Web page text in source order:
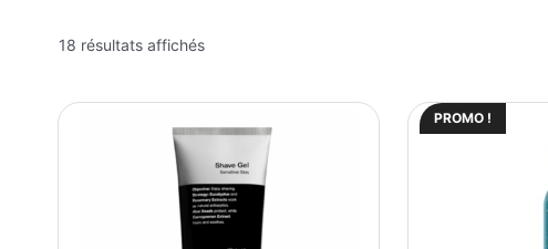
18 résultats affichés
PROMO !